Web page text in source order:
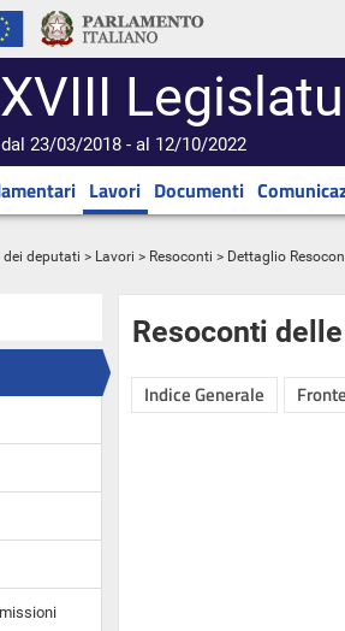
XVIII
dal 23/03/2018 - al 12/10/2022
Lavori Documenti
dei deputati > Lavori > Resoconti > Dettaglio
Resoconti
Indice Generale